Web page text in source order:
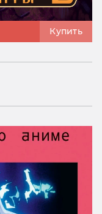
Купить